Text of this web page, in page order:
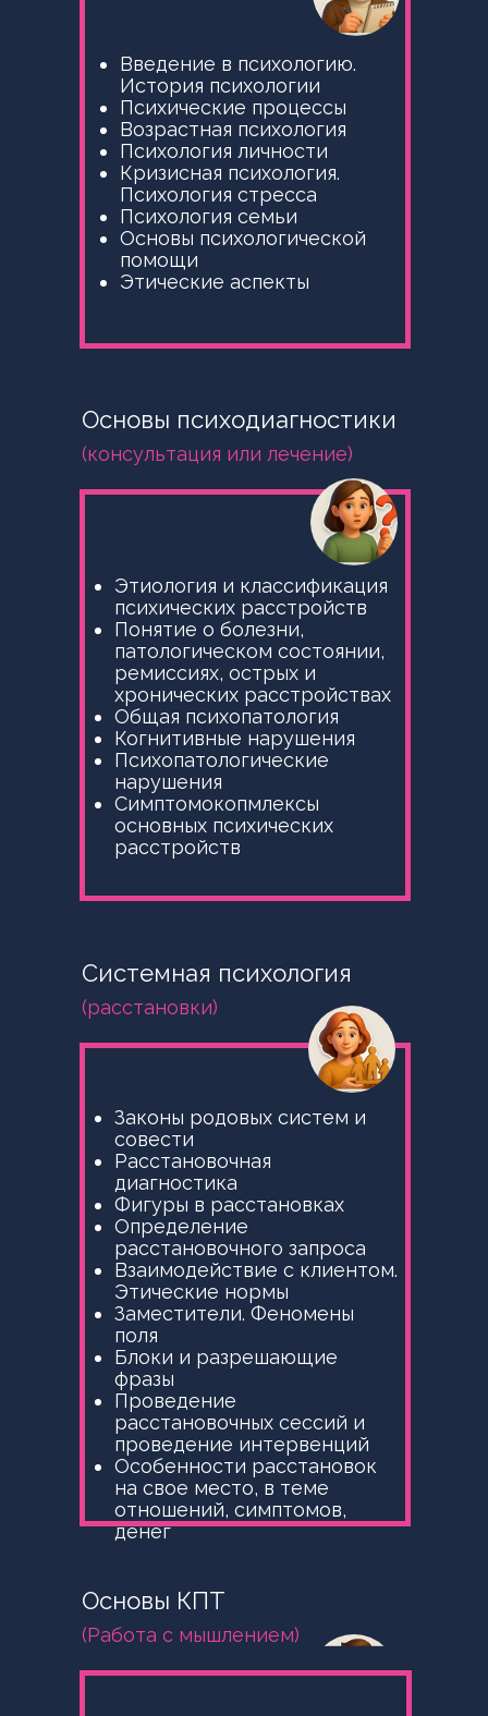
Введение в психологию.
История психологии
Психические процессы
Возрастная психология
Психология личности
Кризисная психология.
Психология стресса
Психология семьи
Основы психологической
помощи
Этические аспекты
Основы психодиагностики
Этиология и классификация
психических расстройств
Понятие о болезни,
патологическом состоянии,
ремиссиях, острых и
хронических расстройствах
Общая психопатология
Когнитивные нарушения
Психопатологические
нарушения
Симптомокопмлексы
основных психических
расстройств
(консультация или лечение)
Системная психология
Законы родовых систем и
совести
Расстановочная
диагностика
Фигуры в расстановках
Определение
расстановочного запроса
Взаимодействие с клиентом.
Этические нормы
Заместители. Феномены
поля
Блоки и разрешающие
фразы
Проведение
расстановочных сессий и
проведение интервенций
Особенности расстановок
на свое место, в теме
отношений, симптомов,
денег
(расстановки)
Основы КПТ
(Работа с мышлением)